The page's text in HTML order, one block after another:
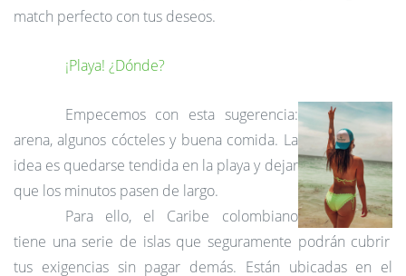
match perfecto con tus deseos.
¡Playa! ¿Dónde?
Empecemos con esta sugerencia:
arena, algunos cócteles y buena comida. La
idea es quedarse tendida en la playa y dejar
que los minutos pasen de largo.
Para ello, el Caribe colombiano
tiene una serie de islas que seguramente podrán cubrir
tus exigencias sin pagar demás. Están ubicadas en el